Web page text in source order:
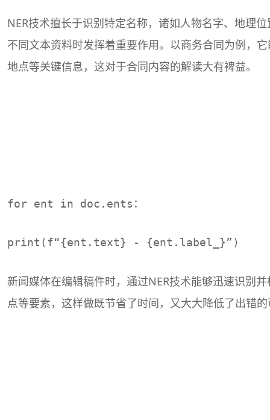
NER技术擅长于识别特定名称，诸如人物名字、地理
不同文本资料时发挥着重要作用。以商务合同为例，
地点等关键信息，这对于合同内容的解读大有裨益。
for ent in doc.ents：
print(f“{ent.text} - {ent.label_}”)
新闻媒体在编辑稿件时，通过NER技术能够迅速识别
点等要素，这样做既节省了时间，又大大降低了出错